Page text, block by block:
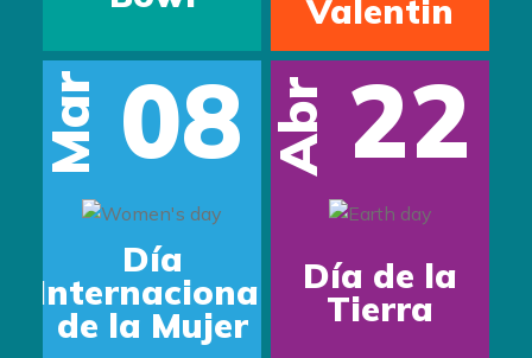
Valentin
Mar 08
Día
Internacional
de la Mujer
Abr 22
Día de la
Tierra